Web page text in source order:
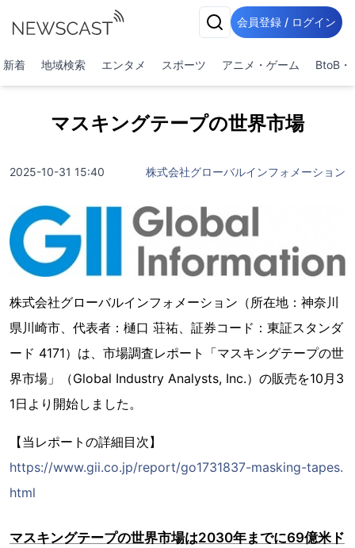
会員登録 / ログイン
新着 地域検索 エンタメ スポーツ アニメ・ゲーム BtoB・
マスキングテープの世界市場
2025-10-31 15:40 株式会社グローバルインフォメーション
株式会社グローバルインフォメーション（所在地：神奈川
県川崎市、代表者：樋口 荘祐、証券コード：東証スタンダ
ード 4171）は、市場調査レポート「マスキングテープの世
界市場」（Global Industry Analysts, Inc.）の販売を10月3
1日より開始しました。
【当レポートの詳細目次】
https://www.gii.co.jp/report/go1731837-masking-tapes.
html
マスキングテープの世界市場は2030年までに69億米ド